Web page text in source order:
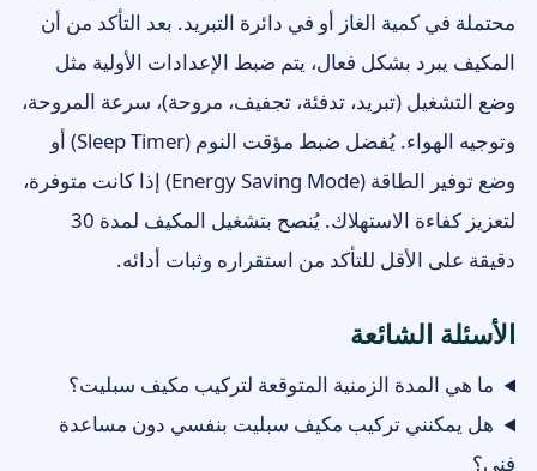
محتملة في كمية الغاز أو في دائرة التبريد. بعد التأكد من أن
المكيف يبرد بشكل فعال، يتم ضبط الإعدادات الأولية مثل
وضع التشغيل (تبريد، تدفئة، تجفيف، مروحة)، سرعة المروحة،
وتوجيه الهواء. يُفضل ضبط مؤقت النوم (Sleep Timer) أو
وضع توفير الطاقة (Energy Saving Mode) إذا كانت متوفرة،
لتعزيز كفاءة الاستهلاك. يُنصح بتشغيل المكيف لمدة 30
دقيقة على الأقل للتأكد من استقراره وثبات أدائه.
الأسئلة الشائعة
ما هي المدة الزمنية المتوقعة لتركيب مكيف سبليت؟
هل يمكنني تركيب مكيف سبليت بنفسي دون مساعدة
فني؟